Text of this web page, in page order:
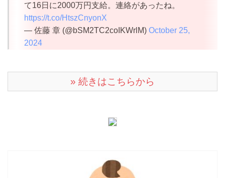
て16日に2000万円支給。連絡があったね。
https://t.co/HtszCnyonX
— 佐藤 章 (@bSM2TC2coIKWrlM) October 25,
2024
» 続きはこちらから